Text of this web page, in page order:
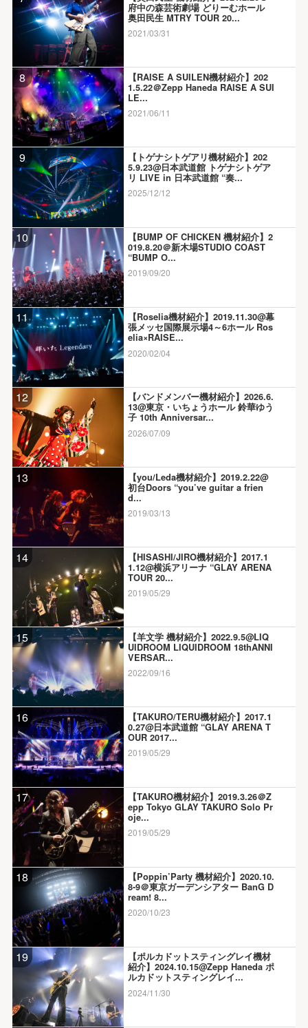
府中の森芸術劇場 どりーむホール
奥田民生 MTRY TOUR 20...
2021/03/31
8
【RAISE A SUILEN機材紹介】202
1.5.22＠Zepp Haneda RAISE A SUI
LE...
2021/06/11
9
【トゲナシトゲアリ機材紹介】202
5.9.23@日本武道館 トゲナシトゲア
リ LIVE in 日本武道館 “奏...
2025/12/12
10
【BUMP OF CHICKEN 機材紹介】2
019.8.20＠新木場STUDIO COAST
“BUMP O...
2019/09/20
11
【Roselia機材紹介】2019.11.30@幕
張メッセ国際展示場4～6ホール Ros
elia×RAISE...
2020/02/04
12
【バンドメンバー機材紹介】2026.6.
13@東京・いちょうホール 鈴華ゆう
子 10th Anniversar...
2026/07/09
13
【you/Leda機材紹介】2019.2.22@
初台Doors “you’ve guitar a frien
d...
2019/03/13
14
【HISASHI/JIRO機材紹介】2017.1
1.12@横浜アリーナ “GLAY ARENA
TOUR 20...
2019/05/29
15
【羊文学 機材紹介】2022.9.5@LIQ
UIDROOM LIQUIDROOM 18thANNI
VERSAR...
2022/09/16
16
【TAKURO/TERU機材紹介】2017.1
0.27@日本武道館 “GLAY ARENA T
OUR 2017...
2019/05/29
17
【TAKURO機材紹介】2019.3.26＠Z
epp Tokyo GLAY TAKURO Solo Pr
oje...
2019/05/29
18
【Poppin’Party 機材紹介】2020.10.
8-9＠東京ガーデンシアター BanG D
ream! 8...
2020/10/23
19
【ポルカドットスティングレイ機材
紹介】2024.10.15@Zepp Haneda ポ
ルカドットスティングレイ...
2024/11/30